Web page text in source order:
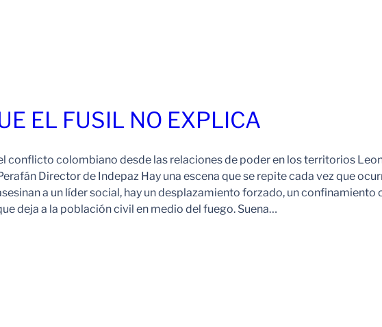
EL FUSIL NO EXPLICA
conflicto colombiano desde las relaciones de poder en los territorios
Director de Indepaz Hay una escena que se repite cada vez que
a un líder social, hay un desplazamiento forzado, un confinamiento
deja a la población civil en medio del fuego. Suena…